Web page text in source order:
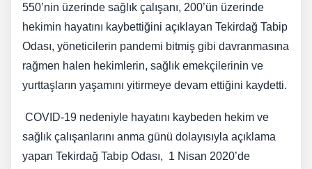
550’nin üzerinde sağlık çalışanı, 200’ün üzerinde
hekimin hayatını kaybettiğini açıklayan Tekirdağ Tabip
Odası, yöneticilerin pandemi bitmiş gibi davranmasına
rağmen halen hekimlerin, sağlık emekçilerinin ve
yurttaşların yaşamını yitirmeye devam ettiğini kaydetti.
COVID-19 nedeniyle hayatını kaybeden hekim ve
sağlık çalışanlarını anma günü dolayısıyla açıklama
yapan Tekirdağ Tabip Odası, 1 Nisan 2020’de